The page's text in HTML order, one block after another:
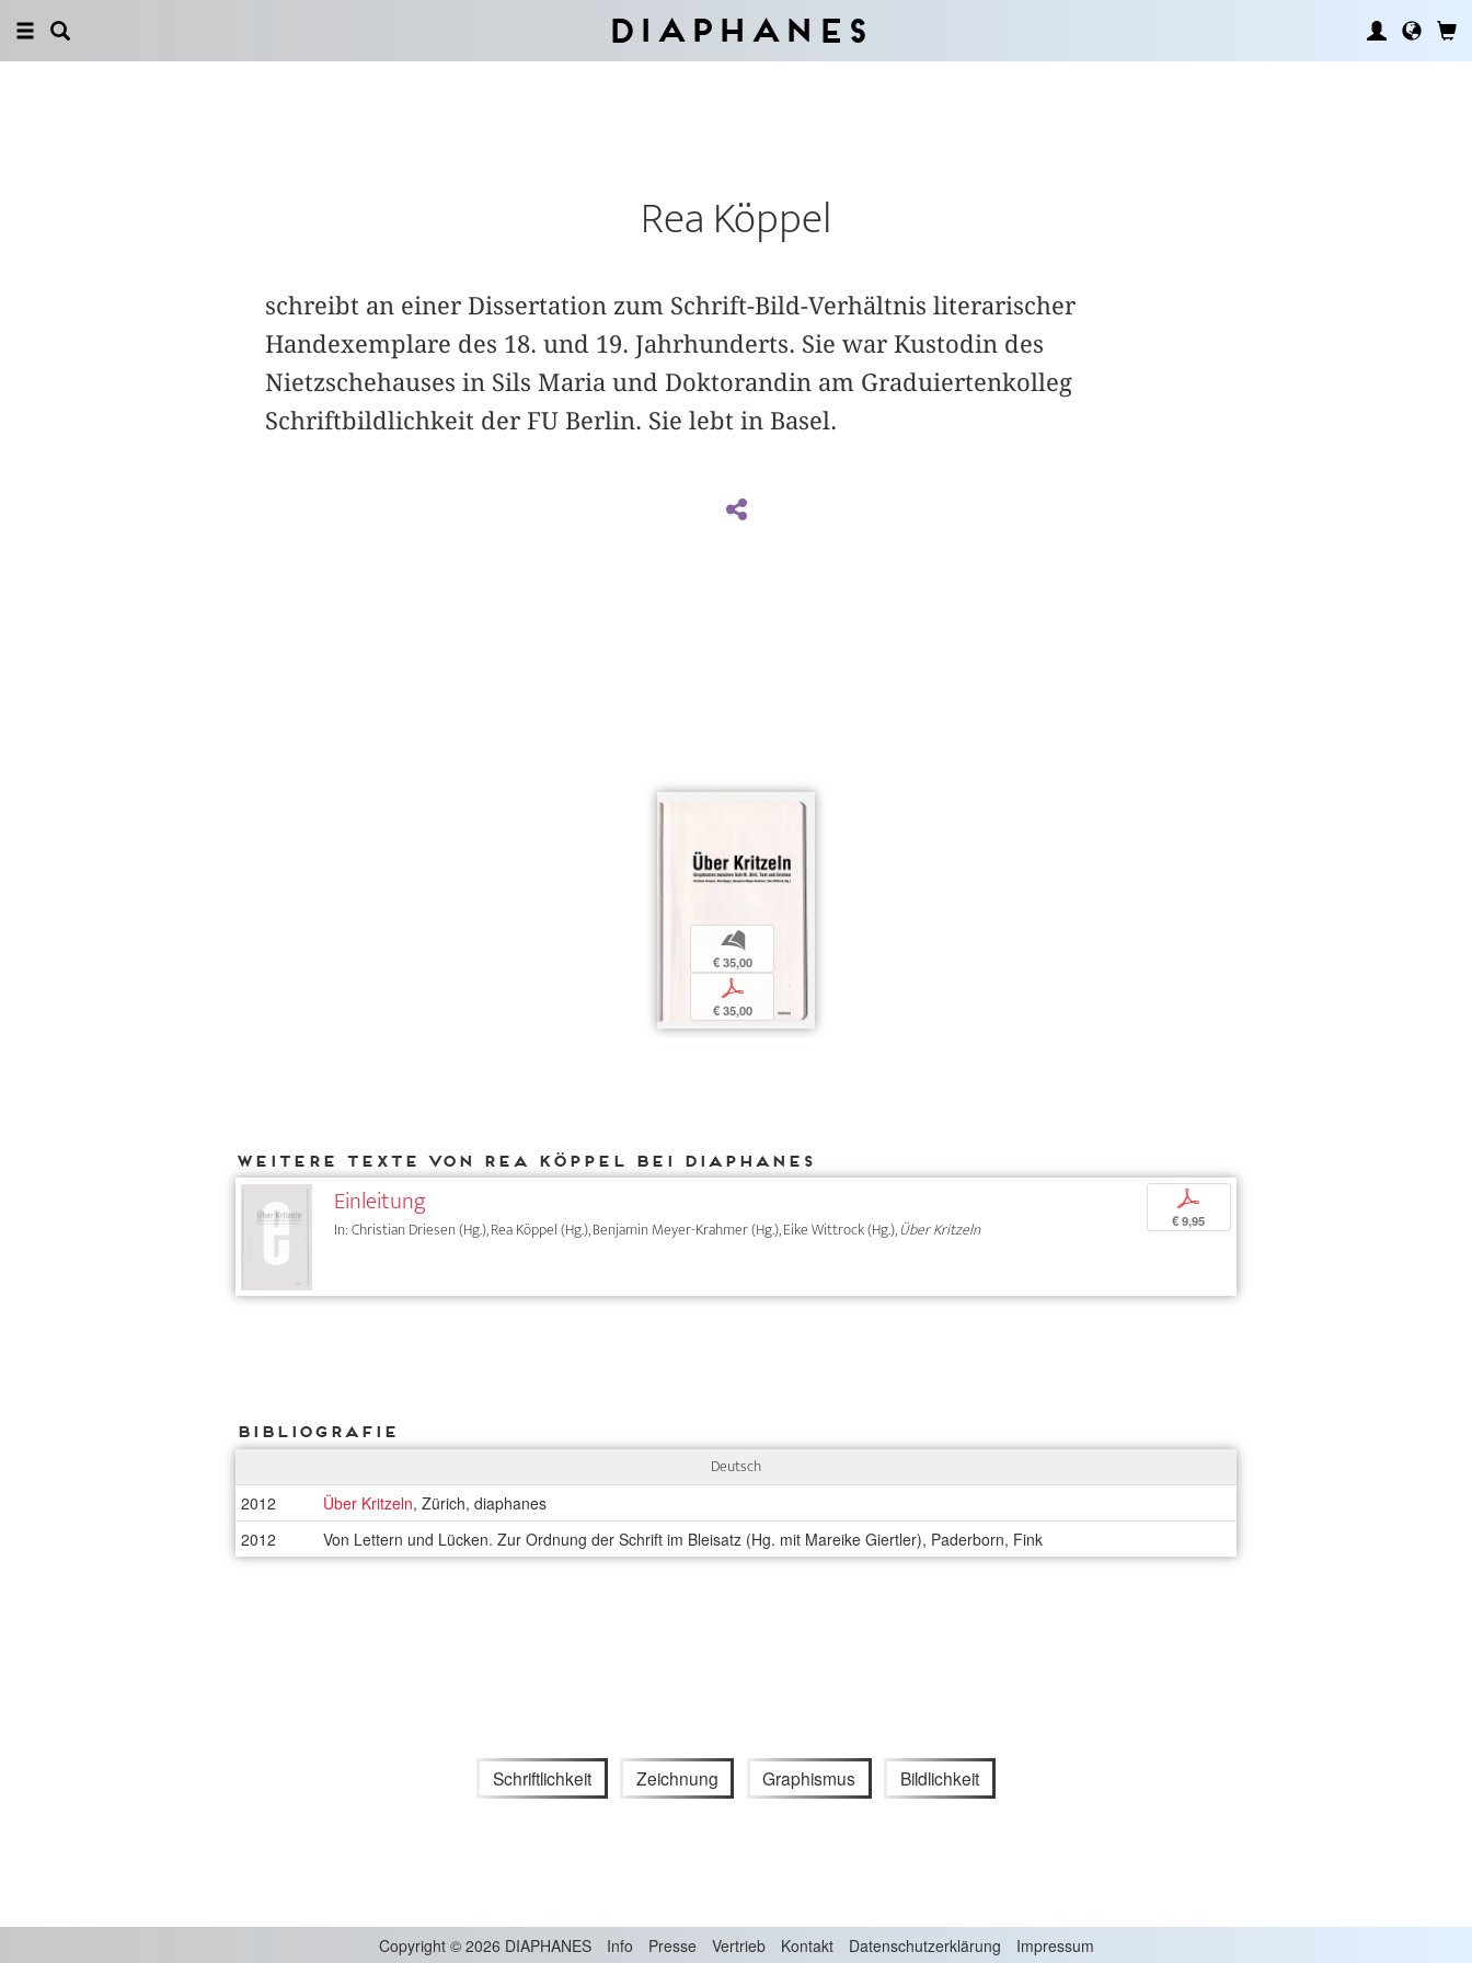
Diaphanes
Rea Köppel
schreibt an einer Dissertation zum Schrift-Bild-Verhältnis literarischer
Handexemplare des 18. und 19. Jahrhunderts. Sie war Kustodin des
Nietzschehauses in Sils Maria und Doktorandin am Graduiertenkolleg
Schriftbildlichkeit der FU Berlin. Sie lebt in Basel.
b
€ 35,00
p
€ 35,00
Weitere Texte von Rea Köppel bei DIAPHANES
Einleitung
In: Christian Driesen (Hg.), Rea Köppel (Hg.), Benjamin Meyer-Krahmer (Hg.), Eike Wittrock (Hg.),Über Kritzeln
p
€ 9,95
Bibliografie
Deutsch
2012 Über Kritzeln, Zürich, diaphanes
2012
Von Lettern und Lücken. Zur Ordnung der Schrift im Bleisatz (Hg. mit Mareike Giertler), Paderborn, Fink
Schriftlichkeit Zeichnung Graphismus Bildlichkeit
Copyright ©2026 DIAPHANES Info Presse Vertrieb Kontakt Datenschutzerklärung Impressum